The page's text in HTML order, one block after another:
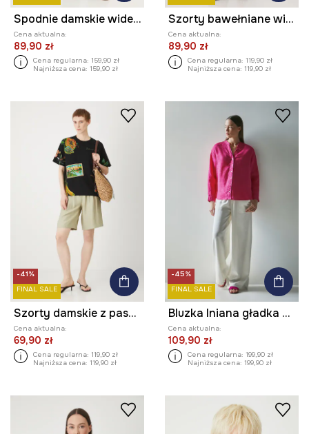
Spodnie damskie wide leg gładkie
Cena aktualna:
89,90 zł
Cena regularna: 159,90 zł
Najniższa cena: 159,90 zł
Szorty bawełniane wide leg z efektem sprania
Cena aktualna:
89,90 zł
Cena regularna: 119,90 zł
Najniższa cena: 119,90 zł
-41%
FINAL SALE
Szorty damskie z paskiem gładkie
Cena aktualna:
69,90 zł
Cena regularna: 119,90 zł
Najniższa cena: 119,90 zł
-45%
FINAL SALE
Bluzka lniana gładka kolor różowy
Cena aktualna:
109,90 zł
Cena regularna: 199,90 zł
Najniższa cena: 199,90 zł